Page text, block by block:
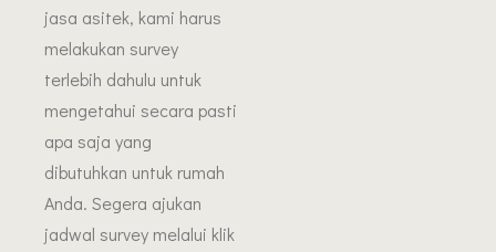
jasa asitek, kami harus
melakukan survey
terlebih dahulu untuk
mengetahui secara pasti
apa saja yang
dibutuhkan untuk rumah
Anda. Segera ajukan
jadwal survey melalui klik